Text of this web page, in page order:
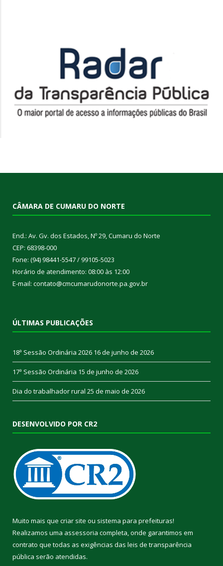
CÂMARA DE CUMARU DO NORTE
End.: Av. Gv. dos Estados, Nº 29, Cumaru do Norte
CEP: 68398-000
Fone: (94) 98441-5547 / 99105-5023
Horário de atendimento: 08:00 às 12:00
E-mail: contato@cmcumarudonorte.pa.gov.br
ÚLTIMAS PUBLICAÇÕES
18ª Sessão Ordinária 2026 16 de junho de 2026
17ª Sessão Ordinária 15 de junho de 2026
Dia do trabalhador rural 25 de maio de 2026
DESENVOLVIDO POR CR2
Muito mais que criar site ou sistema para prefeituras!
Realizamos uma assessoria completa, onde garantimos em
contrato que todas as exigências das leis de transparência
pública serão atendidas.